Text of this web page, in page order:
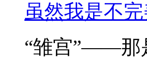
虽然我是不
“雏宫”——那